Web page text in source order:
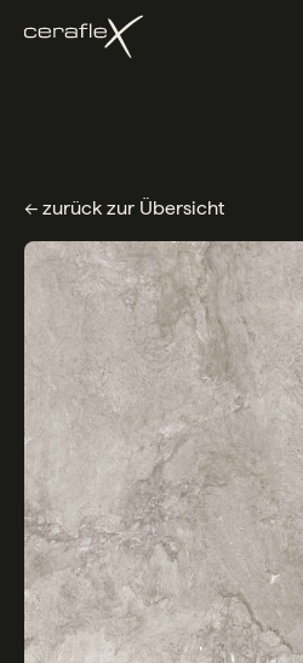
← zurück zur Übersicht